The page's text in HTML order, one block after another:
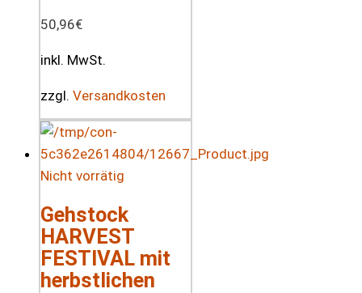
50,96€
inkl. MwSt.
zzgl. Versandkosten
Nicht vorrätig
Gehstock
HARVEST
FESTIVAL mit
herbstlichen